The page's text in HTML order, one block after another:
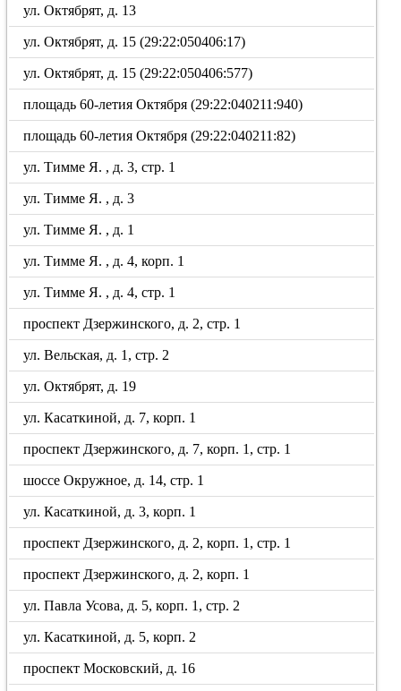
ул. Октябрят, д. 13
ул. Октябрят, д. 15 (29:22:050406:17)
ул. Октябрят, д. 15 (29:22:050406:577)
площадь 60-летия Октября (29:22:040211:940)
площадь 60-летия Октября (29:22:040211:82)
ул. Тимме Я. , д. 3, стр. 1
ул. Тимме Я. , д. 3
ул. Тимме Я. , д. 1
ул. Тимме Я. , д. 4, корп. 1
ул. Тимме Я. , д. 4, стр. 1
проспект Дзержинского, д. 2, стр. 1
ул. Вельская, д. 1, стр. 2
ул. Октябрят, д. 19
ул. Касаткиной, д. 7, корп. 1
проспект Дзержинского, д. 7, корп. 1, стр. 1
шоссе Окружное, д. 14, стр. 1
ул. Касаткиной, д. 3, корп. 1
проспект Дзержинского, д. 2, корп. 1, стр. 1
проспект Дзержинского, д. 2, корп. 1
ул. Павла Усова, д. 5, корп. 1, стр. 2
ул. Касаткиной, д. 5, корп. 2
проспект Московский, д. 16